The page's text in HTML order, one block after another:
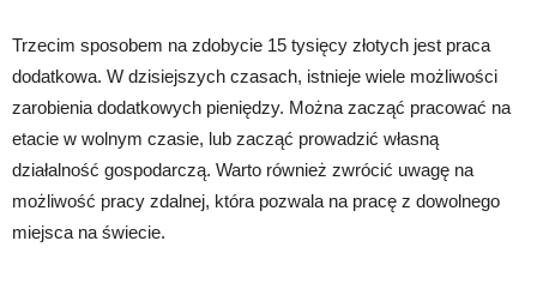
Trzecim sposobem na zdobycie 15 tysięcy złotych jest praca
dodatkowa. W dzisiejszych czasach, istnieje wiele możliwości
zarobienia dodatkowych pieniędzy. Można zacząć pracować na
etacie w wolnym czasie, lub zacząć prowadzić własną
działalność gospodarczą. Warto również zwrócić uwagę na
możliwość pracy zdalnej, która pozwala na pracę z dowolnego
miejsca na świecie.